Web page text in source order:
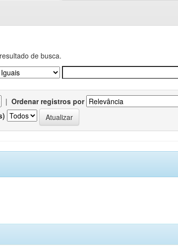
de busca.
| Ordenar registros por